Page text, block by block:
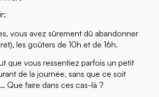
vous avez sûrement dû abandonner
les goûters de 10h et de 16h.
que vous ressentiez parfois un petit
de la journée, sans que ce soit
Que faire dans ces cas-là ?